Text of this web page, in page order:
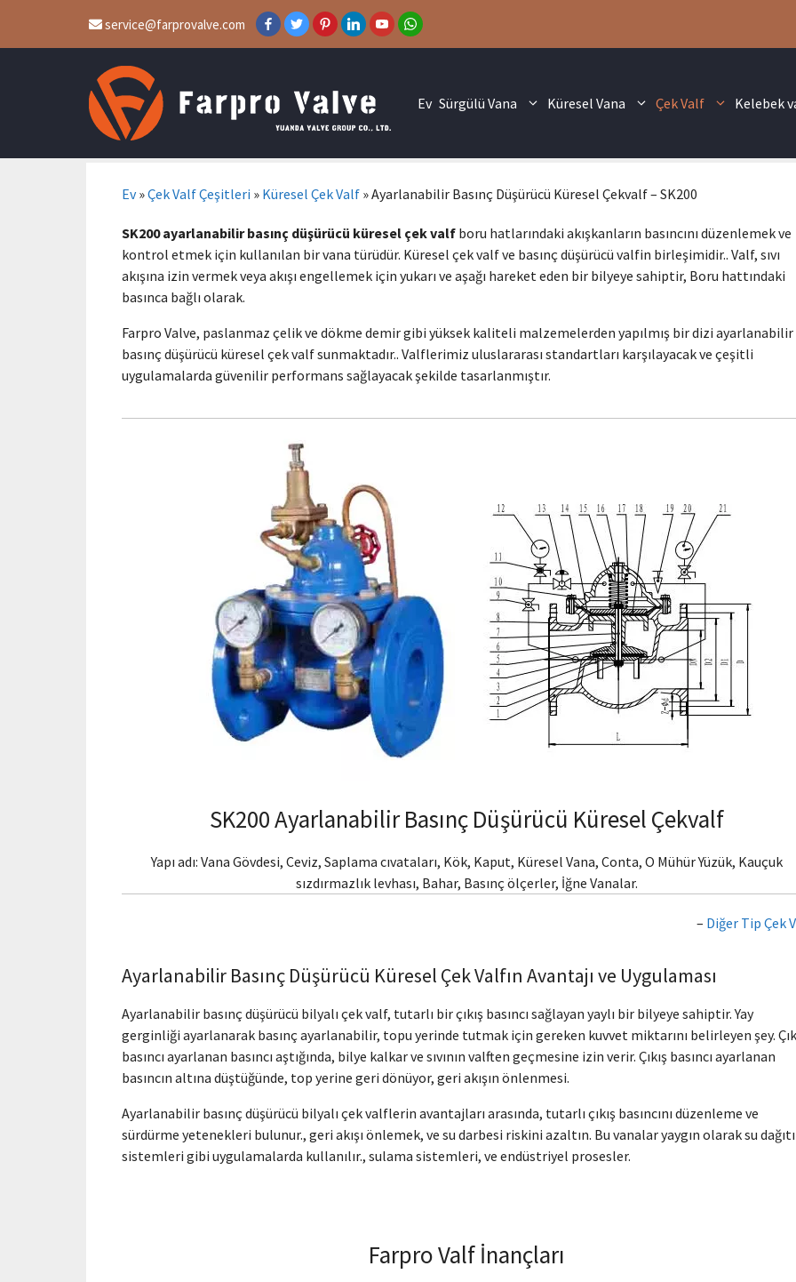
service@farprovalve.com
Ev Sürgülü Vana Küresel Vana Çek Valf Kelebek
Ev»Çek Valf Çeşitleri » Küresel Çek Valf »Ayarlanabilir Basınç Düşürücü Küresel Çekvalf – SK200
SK200 ayarlanabilir basınç düşürücü küresel çek valf boru hatlarındaki akışkanların basıncını düzenlemek ve
kontrol etmek için kullanılan bir vana türüdür. Küresel çek valf ve basınç düşürücü valfin birleşimidir.. Valf, sıvı
akışına izin vermek veya akışı engellemek için yukarı ve aşağı hareket eden bir bilyeye sahiptir, Boru hattındaki
basınca bağlı olarak.
Farpro Valve, paslanmaz çelik ve dökme demir gibi yüksek kaliteli malzemelerden yapılmış bir dizi ayarlanabilir
basınç düşürücü küresel çek valf sunmaktadır.. Valflerimiz uluslararası standartları karşılayacak ve çeşitli
uygulamalarda güvenilir performans sağlayacak şekilde tasarlanmıştır.
SK200 Ayarlanabilir Basınç Düşürücü Küresel Çekvalf
Yapı adı: Vana Gövdesi, Ceviz, Saplama cıvataları, Kök, Kaput, Küresel Vana, Conta, O Mühür Yüzük, Kauçuk
sızdırmazlık levhası, Bahar, Basınç ölçerler, İğne Vanalar.
– Diğer Tip Çek
Ayarlanabilir Basınç Düşürücü Küresel Çek Valfın Avantajı ve Uygulaması
Ayarlanabilir basınç düşürücü bilyalı çek valf, tutarlı bir çıkış basıncı sağlayan yaylı bir bilyeye sahiptir. Yay
gerginliği ayarlanarak basınç ayarlanabilir, topu yerinde tutmak için gereken kuvvet miktarını belirleyen şey.
basıncı ayarlanan basıncı aştığında, bilye kalkar ve sıvının valften geçmesine izin verir. Çıkış basıncı ayarlanan
basıncın altına düştüğünde, top yerine geri dönüyor, geri akışın önlenmesi.
Ayarlanabilir basınç düşürücü bilyalı çek valflerin avantajları arasında, tutarlı çıkış basıncını düzenleme ve
sürdürme yetenekleri bulunur., geri akışı önlemek, ve su darbesi riskini azaltın. Bu vanalar yaygın olarak su
sistemleri gibi uygulamalarda kullanılır., sulama sistemleri, ve endüstriyel prosesler.
Farpro Valf İnançları